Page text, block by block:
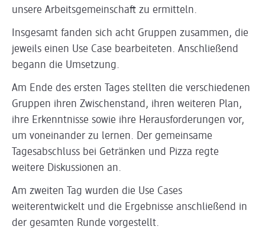
unsere Arbeitsgemeinschaft zu ermitteln.
Insgesamt fanden sich acht Gruppen zusammen, die
jeweils einen Use Case bearbeiteten. Anschließend
begann die Umsetzung.
Am Ende des ersten Tages stellten die verschiedenen
Gruppen ihren Zwischenstand, ihren weiteren Plan,
ihre Erkenntnisse sowie ihre Herausforderungen vor,
um voneinander zu lernen. Der gemeinsame
Tagesabschluss bei Getränken und Pizza regte
weitere Diskussionen an.
Am zweiten Tag wurden die Use Cases
weiterentwickelt und die Ergebnisse anschließend in
der gesamten Runde vorgestellt.